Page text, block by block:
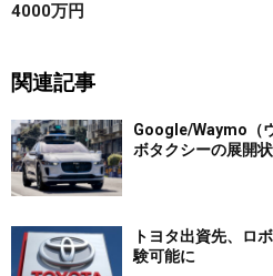
4000万円
関連記事
Google/Waymo（
ボタクシーの展開
トヨタ出資先、ロ
験可能に